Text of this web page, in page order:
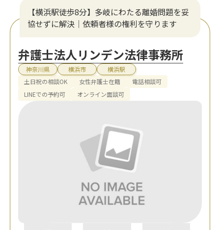
【横浜駅徒歩8分】多岐にわたる離婚問題を妥
協せずに解決｜依頼者様の権利を守ります
弁護士法人リンデン法律事務所
神奈川県 横浜市
横浜駅
土日祝の相談OK
女性弁護士在籍
電話相談可
LINEでの予約可
オンライン面談可